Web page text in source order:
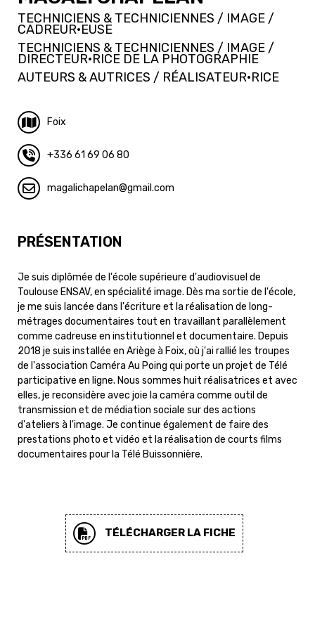
TECHNICIENS & TECHNICIENNES / IMAGE /
CADREUR·EUSE
TECHNICIENS & TECHNICIENNES / IMAGE /
DIRECTEUR·RICE DE LA PHOTOGRAPHIE
AUTEURS & AUTRICES / RÉALISATEUR·RICE
Foix
+336 61 69 06 80
magalichapelan gmail.com
PRÉSENTATION
Je suis diplômée de l'école supérieure d'audiovisuel de
Toulouse ENSAV, en spécialité image. Dès ma sortie de l'école,
je me suis lancée dans l'écriture et la réalisation de long-
métrages documentaires tout en travaillant parallèlement
comme cadreuse en institutionnel et documentaire. Depuis
2018 je suis installée en Ariège à Foix, où j'ai rallié les troupes
de l'association Caméra Au Poing qui porte un projet de Télé
participative en ligne. Nous sommes huit réalisatrices et avec
elles, je reconsidère avec joie la caméra comme outil de
transmission et de médiation sociale sur des actions
d'ateliers à l'image. Je continue également de faire des
prestations photo et vidéo et la réalisation de courts films
documentaires pour la Télé Buissonnière.
TÉLÉCHARGER LA FICHE